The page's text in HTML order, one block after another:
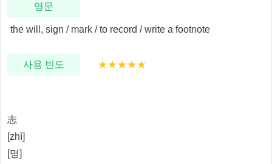
영문
the will, sign / mark / to record / write a footnote
사용 빈도 ★★★★★
志
[zhì]
[명]